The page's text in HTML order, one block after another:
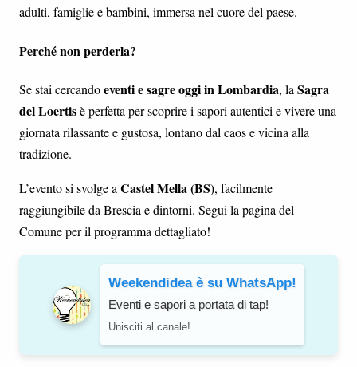
adulti, famiglie e bambini, immersa nel cuore del paese.
Perché non perderla?
Se stai cercandoeventi e sagre oggi in Lombardia, la Sagra
del Loertisè perfetta per scoprire i sapori autentici e vivere una
giornata rilassante e gustosa, lontano dal caos e vicina alla
tradizione.
L’evento si svolge a Castel Mella (BS), facilmente
raggiungibile da Brescia e dintorni. Segui la pagina del
Comune per il programma dettagliato!
Weekendidea è su WhatsApp!
Eventi e sapori a portata di tap!
Unisciti al canale!